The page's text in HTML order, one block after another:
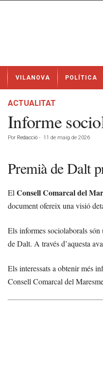
t
VILANOVA POLÍTICA
ACTUALITAT
Informe
Por Redacció - 11 de maig de 2026
Premià de Dalt
El Consell Comarcal del
document ofereix una visió
Els informes sociolaborals
de Dalt. A través d’aquesta
Els interessats a obtenir més
Consell Comarcal del